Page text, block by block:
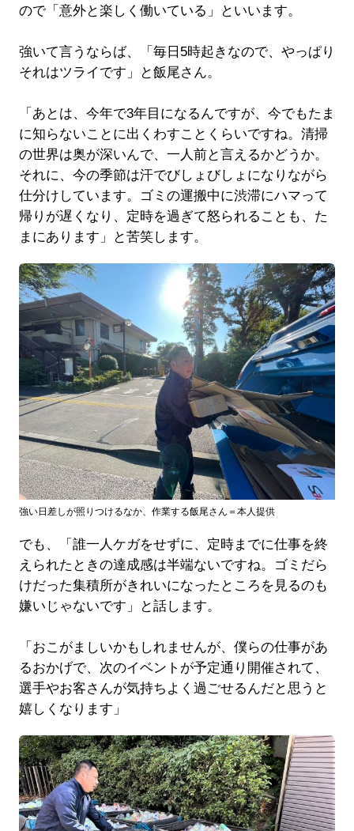
ので「意外と楽しく働いている」といいます。
強いて言うならば、「毎日5時起きなので、やっぱり
それはツライです」と飯尾さん。
「あとは、今年で3年目になるんですが、今でもたま
に知らないことに出くわすことくらいですね。清掃
の世界は奥が深いんで、一人前と言えるかどうか。
それに、今の季節は汗でびしょびしょになりながら
仕分けしています。ゴミの運搬中に渋滞にハマって
帰りが遅くなり、定時を過ぎて怒られることも、た
まにあります」と苦笑します。
強い日差しが照りつけるなか、作業する飯尾さん＝本人提供
でも、「誰一人ケガをせずに、定時までに仕事を終
えられたときの達成感は半端ないですね。ゴミだら
けだった集積所がきれいになったところを見るのも
嫌いじゃないです」と話します。
「おこがましいかもしれませんが、僕らの仕事があ
るおかげで、次のイベントが予定通り開催されて、
選手やお客さんが気持ちよく過ごせるんだと思うと
嬉しくなります」